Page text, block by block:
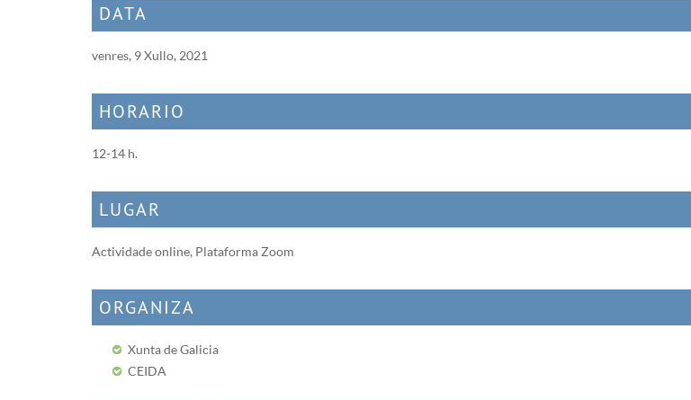
DATA
venres, 9 Xullo, 2021
HORARIO
12-14 h.
LUGAR
Actividade online, Plataforma Zoom
ORGANIZA
Xunta de Galicia
CEIDA